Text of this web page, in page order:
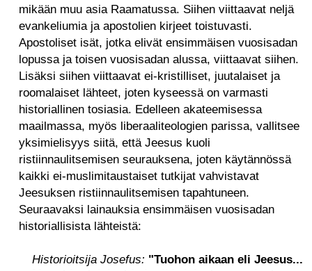
mikään muu asia Raamatussa. Siihen viittaavat neljä
evankeliumia ja apostolien kirjeet toistuvasti.
Apostoliset isät, jotka elivät ensimmäisen vuosisadan
lopussa ja toisen vuosisadan alussa, viittaavat siihen.
Lisäksi siihen viittaavat ei-kristilliset, juutalaiset ja
roomalaiset lähteet, joten kyseessä on varmasti
historiallinen tosiasia. Edelleen akateemisessa
maailmassa, myös liberaaliteologien parissa, vallitsee
yksimielisyys siitä, että Jeesus kuoli
ristiinnaulitsemisen seurauksena, joten käytännössä
kaikki ei-muslimitaustaiset tutkijat vahvistavat
Jeesuksen ristiinnaulitsemisen tapahtuneen.
Seuraavaksi lainauksia ensimmäisen vuosisadan
historiallisista lähteistä:
Historioitsija Josefus: "Tuohon aikaan eli Jeesus...